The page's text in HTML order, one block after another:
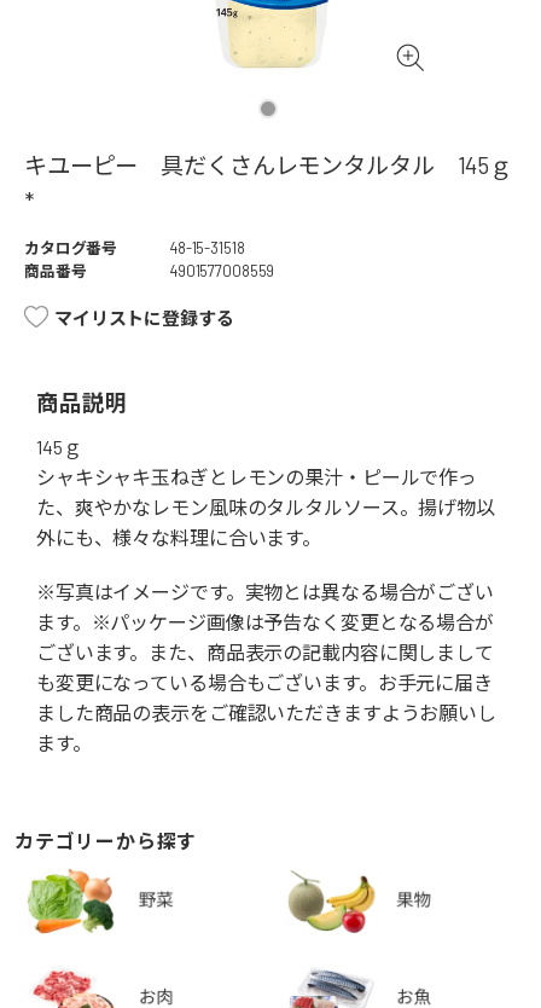
キユーピー 具だくさんレモンタルタル 145ｇ
*
カタログ番号
48-15-31518
商品番号
4901577008559
マイリストに登録する
商品説明
145ｇ
シャキシャキ玉ねぎとレモンの果汁・ピールで作っ
た、爽やかなレモン風味のタルタルソース。揚げ物以
外にも、様々な料理に合います。
※写真はイメージです。実物とは異なる場合がござい
ます。※パッケージ画像は予告なく変更となる場合が
ございます。また、商品表示の記載内容に関しまして
も変更になっている場合もございます。お手元に届き
ました商品の表示をご確認いただきますようお願いし
ます。
カテゴリーから探す